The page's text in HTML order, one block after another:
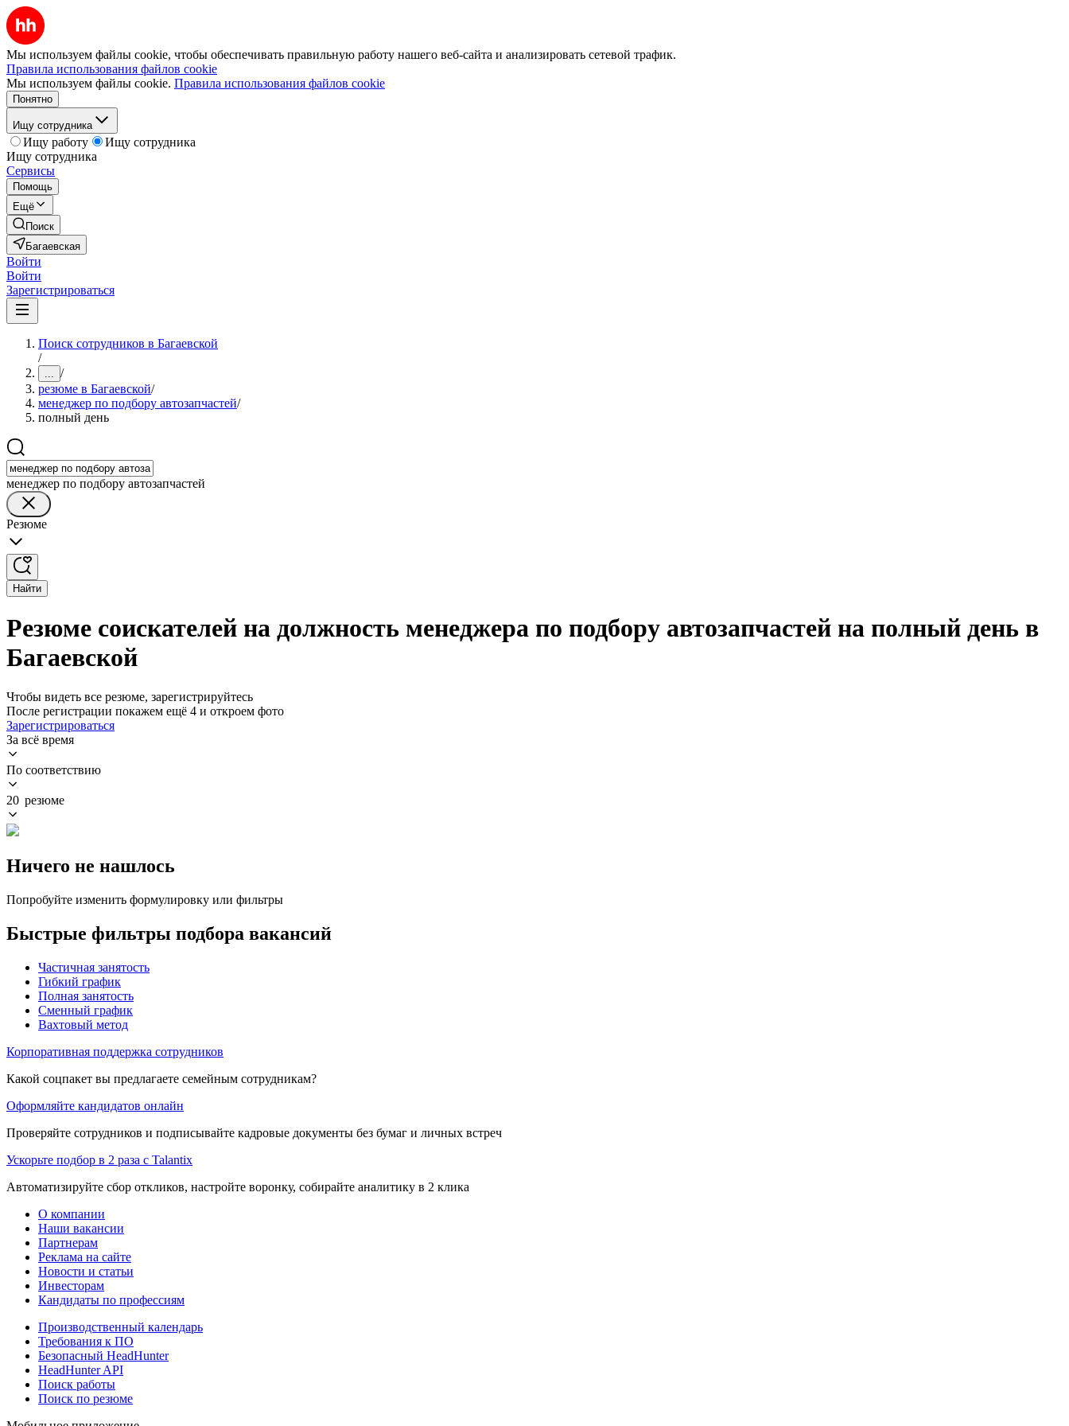
Мы используем файлы cookie, чтобы обеспечивать правильную работу нашего веб-сайта и анализировать сетевой трафик.
Правила использования файлов cookie
Мы используем файлы cookie. Правила использования файлов cookie
Понятно
Ищу сотрудника
Ищу работу
Ищу сотрудника
Ищу сотрудника
Сервисы
Помощь
Ещё
Поиск
Багаевская
Войти
Войти
Зарегистрироваться
Поиск сотрудников в Багаевской
/
... /
резюме в Багаевской/
менеджер по подбору автозапчастей/
полный день
менеджер по подбору автозапчастей
Резюме
Найти
Резюме соискателей на должность менеджера по подбору автозапчастей на полный день в
Багаевской
Чтобы видеть все резюме, зарегистрируйтесь
После регистрации покажем ещё 4 и откроем фото
Зарегистрироваться
За всё время
По соответствию
20 резюме
Ничего не нашлось
Попробуйте изменить формулировку или фильтры
Быстрые фильтры подбора вакансий
Частичная занятость
Гибкий график
Полная занятость
Сменный график
Вахтовый метод
Корпоративная поддержка сотрудников
Какой соцпакет вы предлагаете семейным сотрудникам?
Оформляйте кандидатов онлайн
Проверяйте сотрудников и подписывайте кадровые документы без бумаг и личных встреч
Ускорьте подбор в 2 раза с Talantix
Автоматизируйте сбор откликов, настройте воронку, собирайте аналитику в 2 клика
О компании
Наши вакансии
Партнерам
Реклама на сайте
Новости и статьи
Инвесторам
Кандидаты по профессиям
Производственный календарь
Требования к ПО
Безопасный HeadHunter
HeadHunter API
Поиск работы
Поиск по резюме